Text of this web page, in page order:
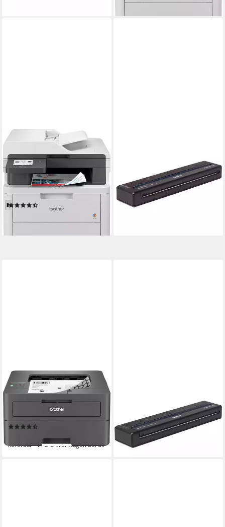
lieferbar - in 2-3 Werktagen bei dir
MFC-L3760CDW
Multifunktionsdrucker
600 x 2.400 dpi Auflösung s/w Druck
1200 x 1200 dpi Auflösung Scan
Laserdruck Druckverfahren
lieferbar - in 2-3 Werktagen bei dir
Etikettendrucker
ab 543,00 €
lieferbar - in 4-5 Werktagen bei dir
BROTHER
HL-L2400DW Laserdrucker
1200 x 1200 dpi
Auflösung s/w Druck
Laserdruck
lieferbar - in 2-3 Werktagen bei dir
Etikettendrucker
ab 709,00 €
lieferbar - in 4-5 Werktagen bei dir